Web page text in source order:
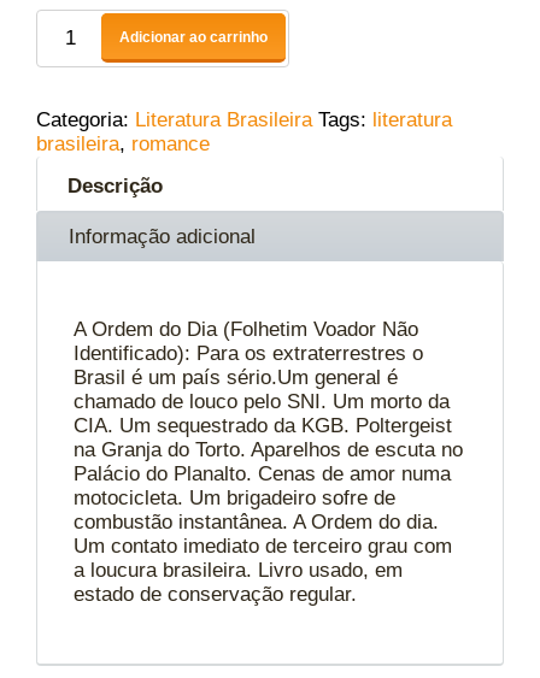
Adicionar ao carrinho
Categoria: Literatura Brasileira Tags: literatura
brasileira, romance
Descrição
Informação adicional
A Ordem do Dia (Folhetim Voador Não
Identificado): Para os extraterrestres o
Brasil é um país sério.Um general é
chamado de louco pelo SNI. Um morto da
CIA. Um sequestrado da KGB. Poltergeist
na Granja do Torto. Aparelhos de escuta no
Palácio do Planalto. Cenas de amor numa
motocicleta. Um brigadeiro sofre de
combustão instantânea. A Ordem do dia.
Um contato imediato de terceiro grau com
a loucura brasileira. Livro usado, em
estado de conservação regular.